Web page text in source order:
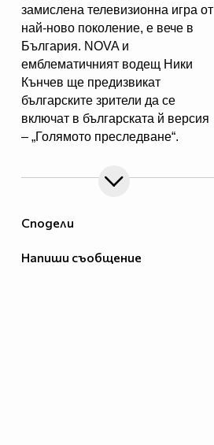
Сподели
Напиши съобщение
замислена телевизионна игра от
най-ново поколение, e вече в
България. NOVA и
емблематичният водещ Ники
Кънчев ще предизвикат
българските зрители да се
включат в българската й версия
– „Голямото преследване“.
от 18:00 ч. знанието ще бъде
издигнато в култ, а Ники Кънчев
големите умове у нас.